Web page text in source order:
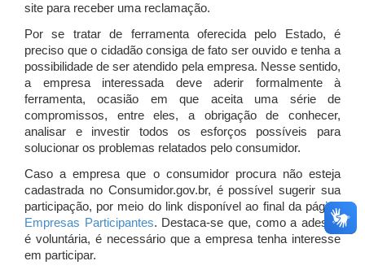
site para receber uma reclamação.
Por se tratar de ferramenta oferecida pelo Estado, é
preciso que o cidadão consiga de fato ser ouvido e tenha a
possibilidade de ser atendido pela empresa. Nesse sentido,
a empresa interessada deve aderir formalmente à
ferramenta, ocasião em que aceita uma série de
compromissos, entre eles, a obrigação de conhecer,
analisar e investir todos os esforços possíveis para
solucionar os problemas relatados pelo consumidor.
Caso a empresa que o consumidor procura não esteja
cadastrada no Consumidor.gov.br, é possível sugerir sua
participação, por meio do link disponível ao final da página
Empresas Participantes. Destaca-se que, como a adesão
é voluntária, é necessário que a empresa tenha interesse
em participar.